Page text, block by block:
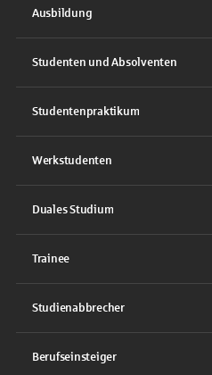
Ausbildung
Studenten und Absolventen
Studentenpraktikum
Werkstudenten
Duales Studium
Trainee
Studienabbrecher
Berufseinsteiger